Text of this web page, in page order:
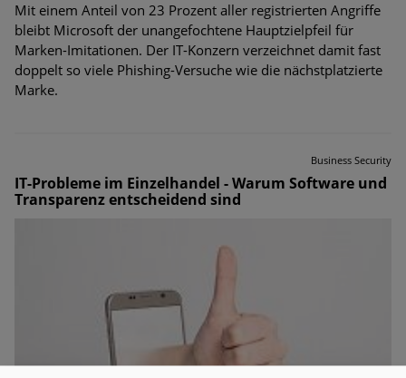
Mit einem Anteil von 23 Prozent aller registrierten Angriffe
bleibt Microsoft der unangefochtene Hauptzielpfeil für
Marken-Imitationen. Der IT-Konzern verzeichnet damit fast
doppelt so viele Phishing-Versuche wie die nächstplatzierte
Marke.
Business Security
IT-Probleme im Einzelhandel - Warum Software und
Transparenz entscheidend sind